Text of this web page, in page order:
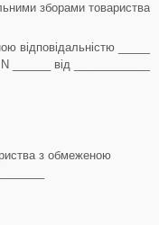
зборами товариства
відповідальністю _____
______ від ____________
з обмеженою